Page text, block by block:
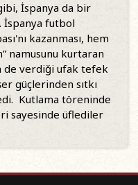
İspanya da bir
İspanya futbol
kazanması, hem
namusunu kurtaran
de verdiği ufak tefek
güçlerinden sıtkı
Kutlama töreninde
sayesinde üflediler